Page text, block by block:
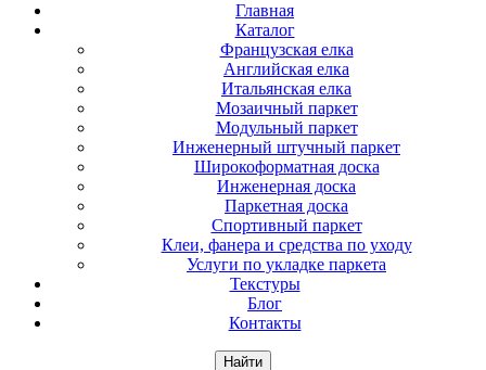
Главная
Каталог
Французская елка
Английская елка
Итальянская елка
Мозаичный паркет
Модульный паркет
Инженерный штучный паркет
Широкоформатная доска
Инженерная доска
Паркетная доска
Спортивный паркет
Клеи, фанера и средства по уходу
Услуги по укладке паркета
Текстуры
Блог
Контакты
Найти